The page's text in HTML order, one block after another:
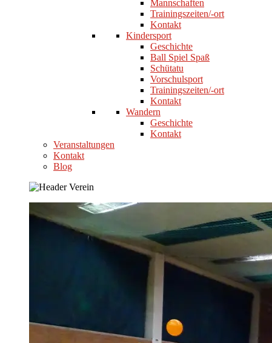
Mannschaften
Trainingszeiten/-ort
Kontakt
Kindersport
Geschichte
Ball Spiel Spaß
Schütatu
Vorschulsport
Trainingszeiten/-ort
Kontakt
Wandern
Geschichte
Kontakt
Veranstaltungen
Kontakt
Blog